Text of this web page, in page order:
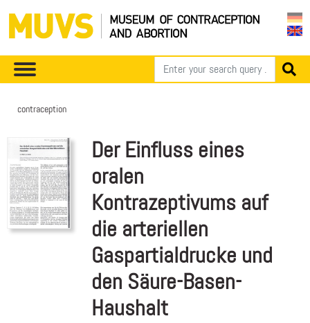
contraception
Der Einfluss eines
oralen
Kontrazeptivums auf
die arteriellen
Gaspartialdrucke und
den Säure-Basen-
Haushalt